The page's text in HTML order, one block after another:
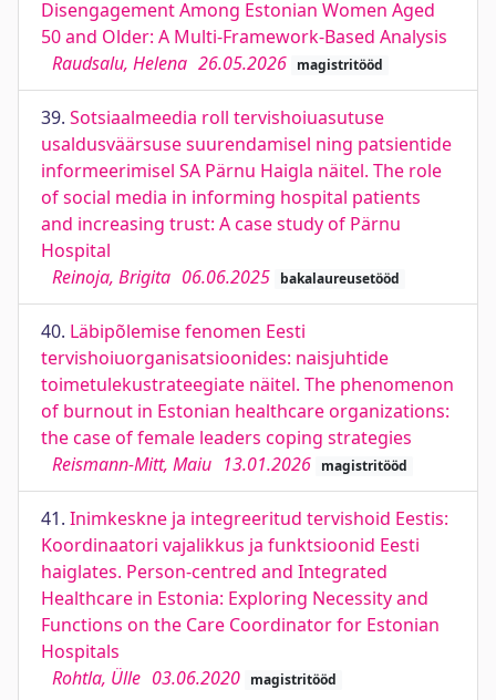
Disengagement Among Estonian Women Aged
50 and Older: A Multi-Framework-Based Analysis
Raudsalu, Helena 26.05.2026 magistritööd
39. Sotsiaalmeedia roll tervishoiuasutuse
usaldusväärsuse suurendamisel ning patsientide
informeerimisel SA Pärnu Haigla näitel. The role
of social media in informing hospital patients
and increasing trust: A case study of Pärnu
Hospital
Reinoja, Brigita 06.06.2025 bakalaureusetööd
40. Läbipõlemise fenomen Eesti
tervishoiuorganisatsioonides: naisjuhtide
toimetulekustrateegiate näitel. The phenomenon
of burnout in Estonian healthcare organizations:
the case of female leaders coping strategies
Reismann-Mitt, Maiu 13.01.2026 magistritööd
41. Inimkeskne ja integreeritud tervishoid Eestis:
Koordinaatori vajalikkus ja funktsioonid Eesti
haiglates. Person-centred and Integrated
Healthcare in Estonia: Exploring Necessity and
Functions on the Care Coordinator for Estonian
Hospitals
Rohtla, Ülle 03.06.2020 magistritööd